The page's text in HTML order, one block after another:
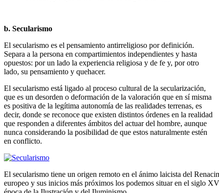
b. Secularismo
El secularismo es el pensamiento antirreligioso por definición.
Separa a la persona en compartimientos independientes y hasta
opuestos: por un lado la experiencia religiosa y de fe y, por otro
lado, su pensamiento y quehacer.
El secularismo está ligado al proceso cultural de la secularización,
que es un desorden o deformación de la valoración que en sí misma
es positiva de la legítima autonomía de las realidades terrenas, es
decir, donde se reconoce que existen distintos órdenes en la realidad
que responden a diferentes ámbitos del actuar del hombre, aunque
nunca considerando la posibilidad de que estos naturalmente estén
en conflicto.
El secularismo tiene un origen remoto en el ánimo laicista del
europeo y sus inicios más próximos los podemos situar en el siglo